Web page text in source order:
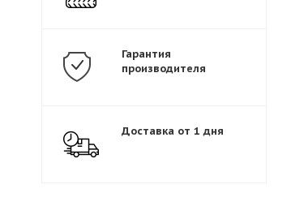
Гарантия
производителя
Доставка от 1 дня